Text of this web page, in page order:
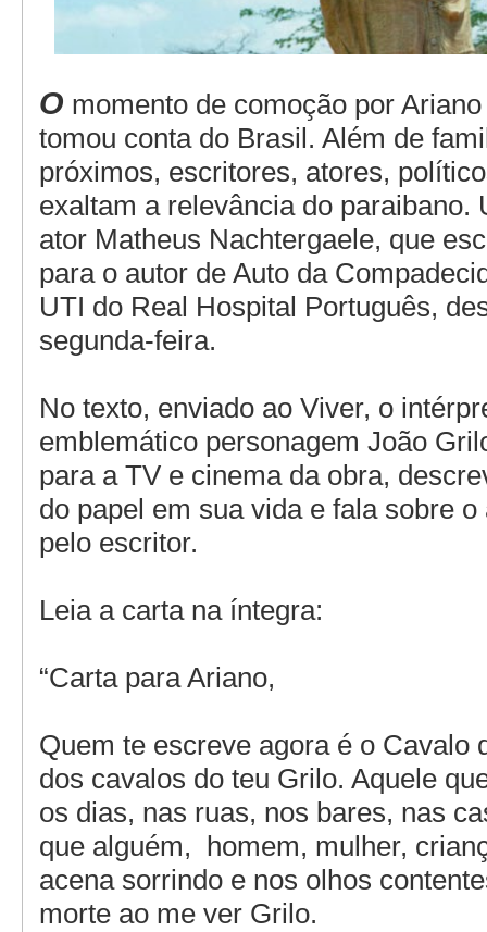
O momento de comoção por
tomou conta do Brasil. Além de
próximos, escritores, atores,
exaltam a relevância do paraibano.
ator Matheus Nachtergaele, que
para o autor de Auto da
UTI do Real Hospital Português,
segunda-feira.
No texto, enviado ao Viver, o
emblemático personagem João
para a TV e cinema da obra,
do papel em sua vida e fala sobre
pelo escritor.
Leia a carta na íntegra:
“Carta para Ariano,
Quem te escreve agora é o Cavalo
dos cavalos do teu Grilo. Aquele
os dias, nas ruas, nos bares, nas
que alguém, homem, mulher,
acena sorrindo e nos olhos
morte ao me ver Grilo.